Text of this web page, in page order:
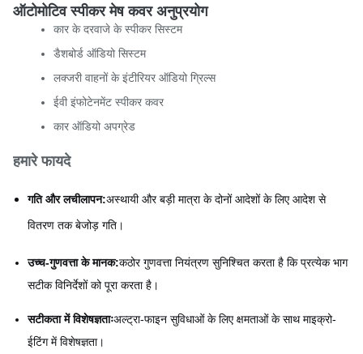
ऑटोमोटिव स्पीकर मेष कवर अनुप्रयोग
कार के दरवाजे के स्पीकर सिस्टम
डैशबोर्ड ऑडियो सिस्टम
लक्जरी वाहनों के इंटीरियर ऑडियो ग्रिल्स
ईवी इंफोटेनमेंट स्पीकर कवर
कार ऑडियो अपग्रेड
हमारे फायदे
गति और लचीलापन:अस्थायी और बड़ी मात्रा के दोनों आदेशों के लिए आदेश से
वितरण तक बेजोड़ गति।
उच्च-गुणवत्ता के मानक:कठोर गुणवत्ता नियंत्रण सुनिश्चित करता है कि प्रत्येक भाग
सटीक विनिर्देशों को पूरा करता है।
सटीकता में विशेषज्ञताःअल्ट्रा-फाइन सुविधाओं के लिए क्षमताओं के साथ माइक्रो-
ईटिंग में विशेषज्ञता।